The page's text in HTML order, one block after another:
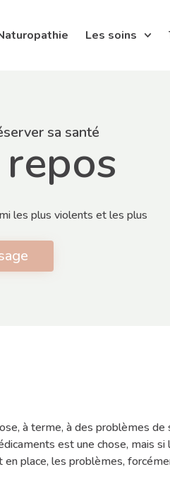
Les soins
sa santé
les plus violents et les plus
à terme, à des problèmes
est une chose, mais
en place, les problèmes,